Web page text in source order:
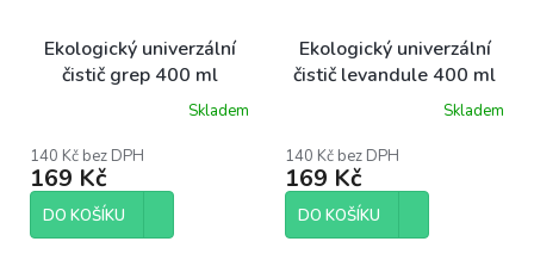
Ekologický univerzální
čistič grep 400 ml
produktu
je
5,0
5
Skladem
140 Kč bez DPH
169 Kč
DO KOŠÍKU
Ekologický univerzální
čistič levandule 400 ml
produktu
je
5,0
5
Skladem
140 Kč bez DPH
169 Kč
DO KOŠÍKU